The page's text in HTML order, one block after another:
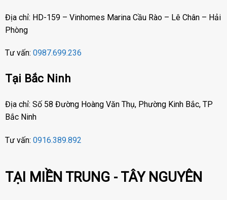
Địa chỉ: HD-159 – Vinhomes Marina Cầu Rào – Lê Chân – Hải
Phòng
Tư vấn: 0987.699.236
Tại Bắc Ninh
Địa chỉ: Số 58 Đường Hoàng Văn Thụ, Phường Kinh Bắc, TP
Bắc Ninh
Tư vấn: 0916.389.892
TẠI MIỀN TRUNG - TÂY NGUYÊN